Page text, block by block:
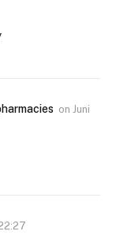
on Juni